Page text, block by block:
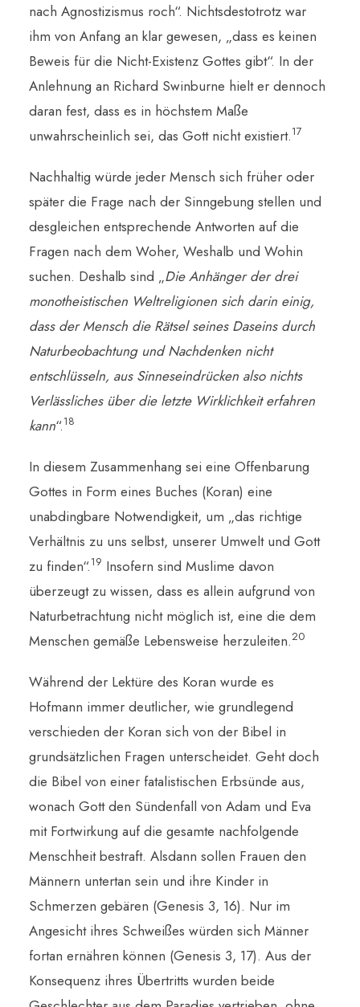
nach Agnostizismus roch“. Nichtsdestotrotz war
ihm von Anfang an klar gewesen, „dass es keinen
Beweis für die Nicht-Existenz Gottes gibt“. In der
Anlehnung an Richard Swinburne hielt er dennoch
daran fest, dass es in höchstem Maße
unwahrscheinlich sei, das Gott nicht existiert.17
Nachhaltig würde jeder Mensch sich früher oder
später die Frage nach der Sinngebung stellen und
desgleichen entsprechende Antworten auf die
Fragen nach dem Woher, Weshalb und Wohin
suchen. Deshalb sind „Die Anhänger der drei
monotheistischen Weltreligionen sich darin einig,
dass der Mensch die Rätsel seines Daseins durch
Naturbeobachtung und Nachdenken nicht
entschlüsseln, aus Sinneseindrücken also nichts
Verlässliches über die letzte Wirklichkeit erfahren
kann“.18
In diesem Zusammenhang sei eine Offenbarung
Gottes in Form eines Buches (Koran) eine
unabdingbare Notwendigkeit, um „das richtige
Verhältnis zu uns selbst, unserer Umwelt und Gott
zu finden“.19 Insofern sind Muslime davon
überzeugt zu wissen, dass es allein aufgrund von
Naturbetrachtung nicht möglich ist, eine die dem
Menschen gemäße Lebensweise herzuleiten.20
Während der Lektüre des Koran wurde es
Hofmann immer deutlicher, wie grundlegend
verschieden der Koran sich von der Bibel in
grundsätzlichen Fragen unterscheidet. Geht doch
die Bibel von einer fatalistischen Erbsünde aus,
wonach Gott den Sündenfall von Adam und Eva
mit Fortwirkung auf die gesamte nachfolgende
Menschheit bestraft. Alsdann sollen Frauen den
Männern untertan sein und ihre Kinder in
Schmerzen gebären (Genesis 3, 16). Nur im
Angesicht ihres Schweißes würden sich Männer
fortan ernähren können (Genesis 3, 17). Aus der
Konsequenz ihres Übertritts wurden beide